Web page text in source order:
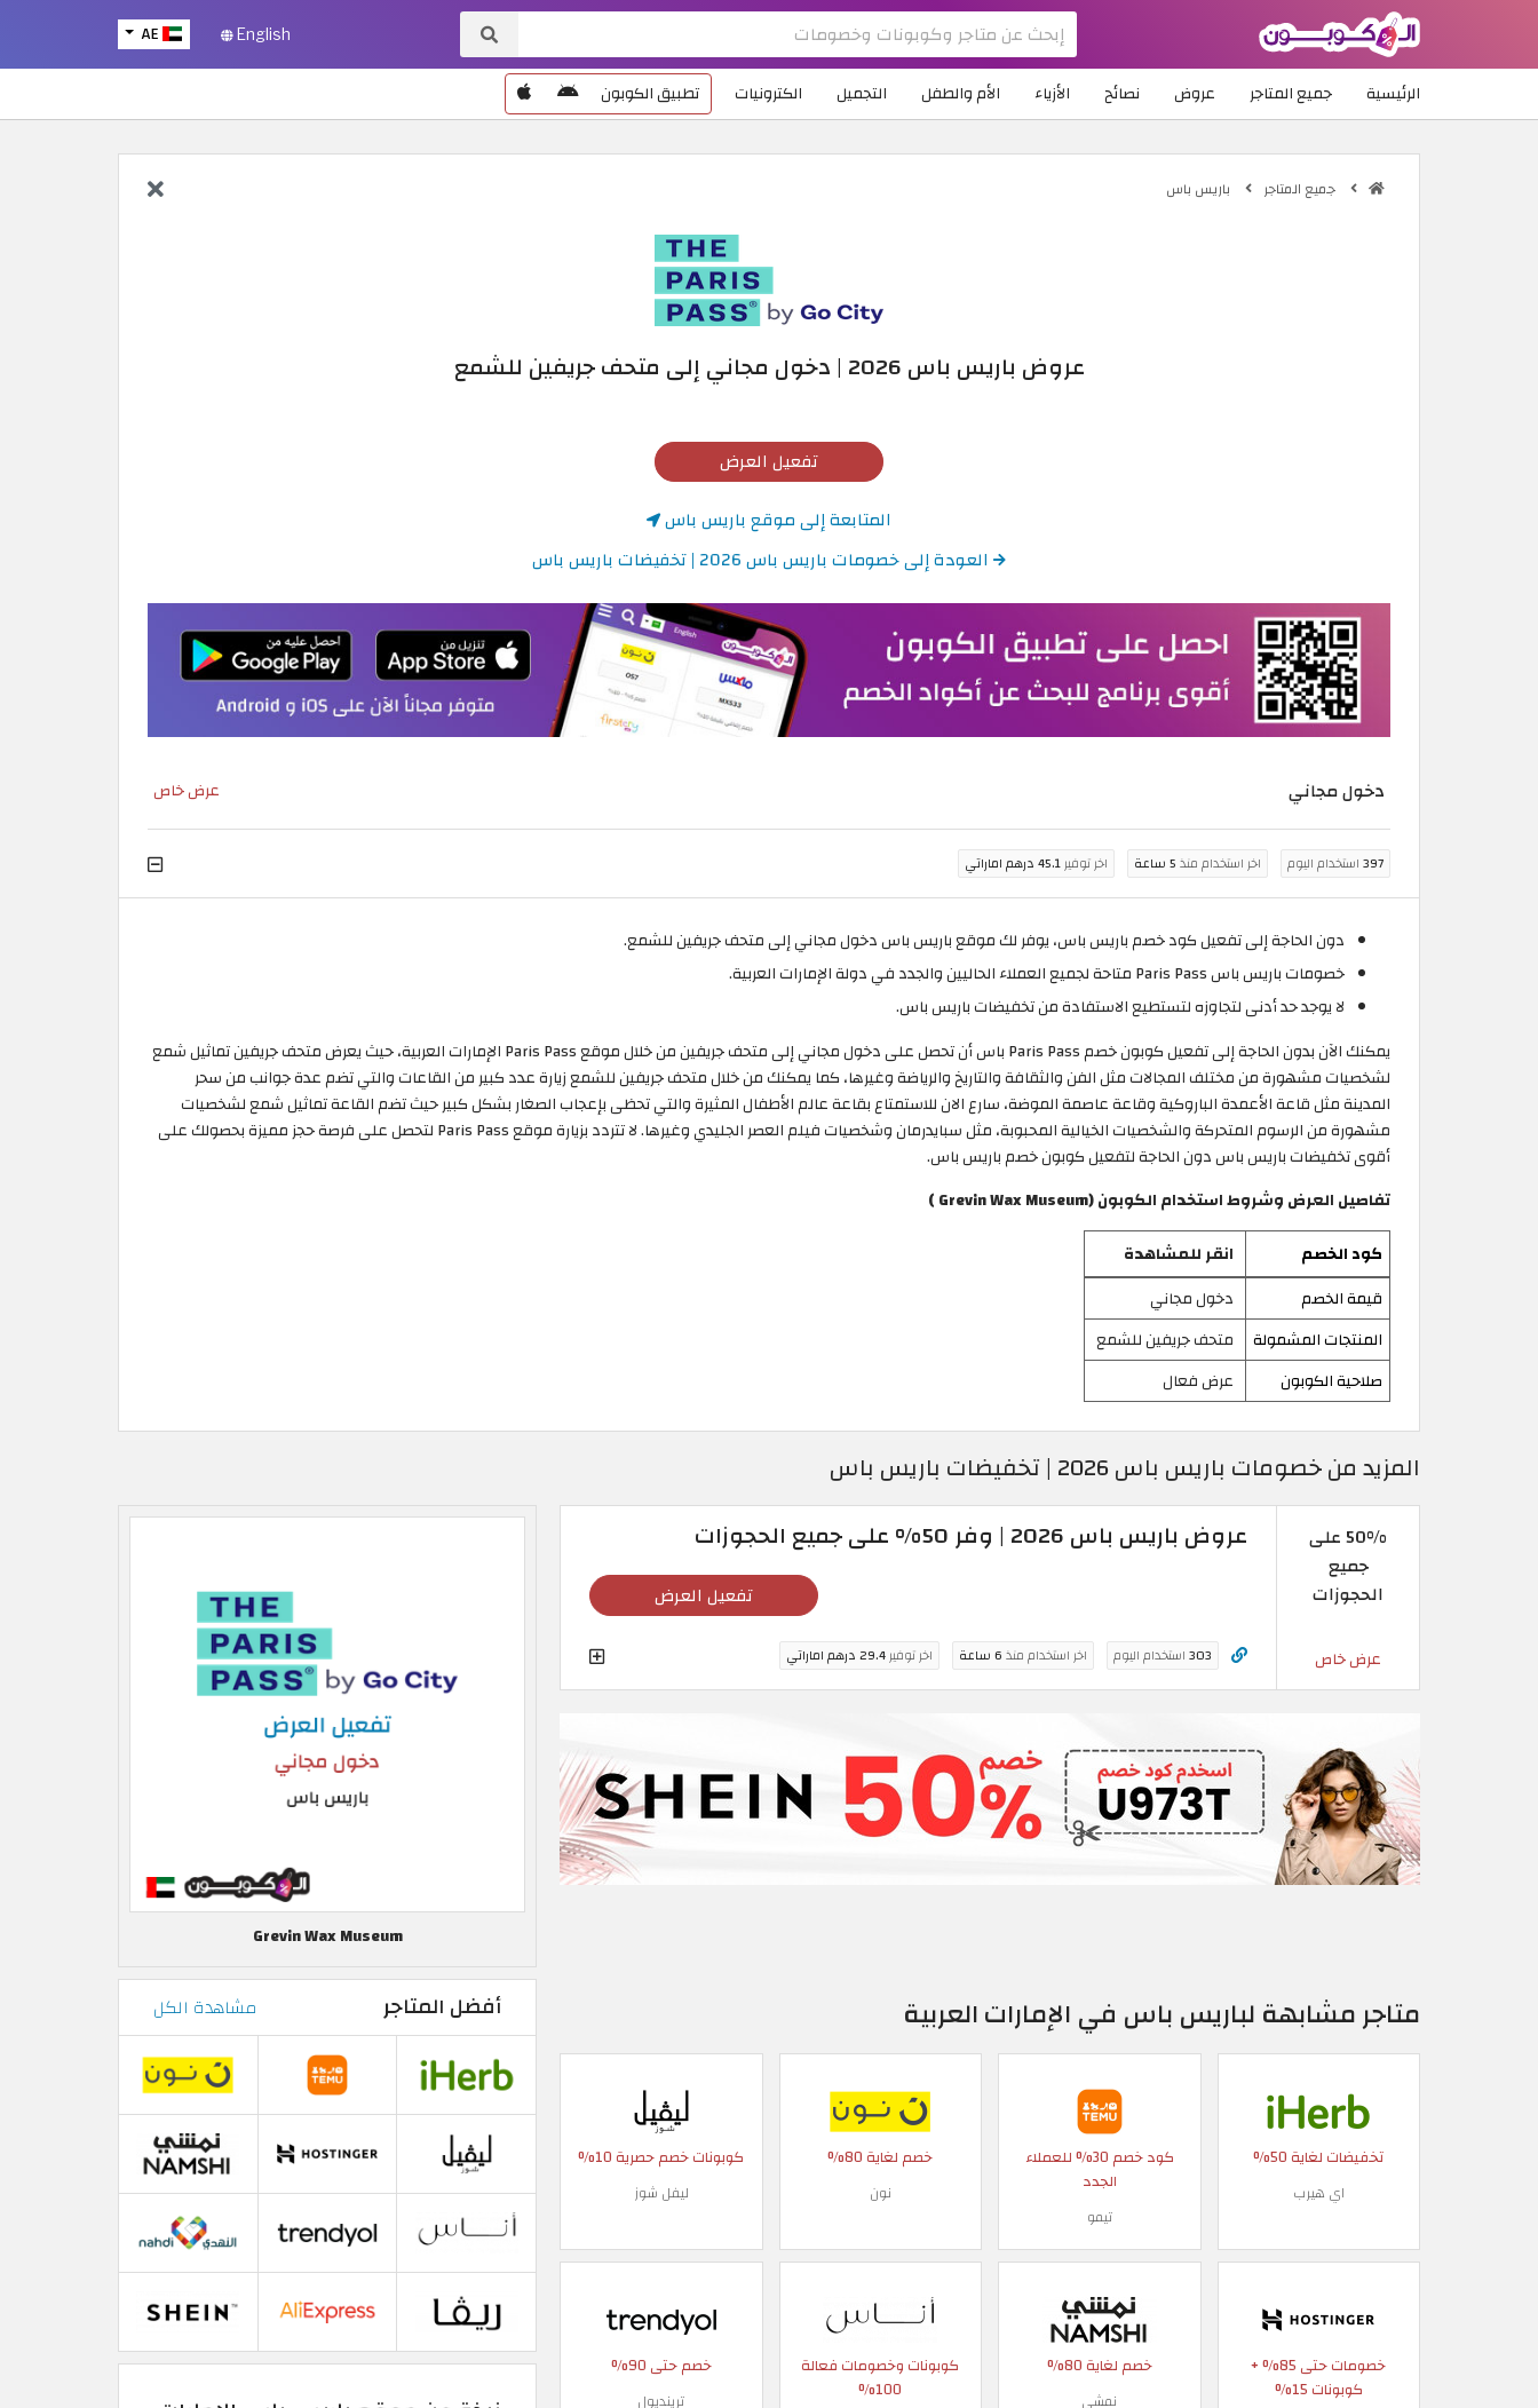
AE English
الرئيسية جميع المتاجر عروض نصائح الأزياء الأم والطفل التجميل الكترونيات تطبيق الكوبون
جميع المتاجر باريس باس
عروض باريس باس 2026 | دخول مجاني إلى متحف جريفين للشمع
تفعيل العرض
المتابعة إلى موقع باريس باس
العودة إلى خصومات باريس باس 2026 | تخفيضات باريس باس
دخول مجاني عرض خاص
397استخدام اليوم اخر استخدام منذ5 ساعة اخر توفير45.1 درهم اماراتي
دون الحاجة إلى تفعيل كود خصم باريس باس، يوفر لك موقع باريس باس دخول مجاني إلى متحف جريفين للشمع.
خصومات باريس باس Paris Pass متاحة لجميع العملاء الحاليين والجدد في دولة الإمارات العربية.
لا يوجد حد أدنى لتجاوزه لتستطيع الاستفادة من تخفيضات باريس باس.
يمكنك الآن بدون الحاجة إلى تفعيل كوبون خصم Paris Pass باس أن تحصل على دخول مجاني إلى متحف جريفين من خلال موقع Paris Pass الإمارات العربية، حيث يعرض متحف جريفين تماثيل شمع
لشخصيات مشهورة من مختلف المجالات مثل الفن والثقافة والتاريخ والرياضة وغيرها، كما يمكنك من خلال متحف جريفين للشمع زيارة عدد كبير من القاعات والتي تضم عدة جوانب من سحر
المدينة مثل قاعة الأعمدة الباروكية وقاعة عاصمة الموضة، سارع الان للاستمتاع بقاعة عالم الأطفال المثيرة والتي تحظى بإعجاب الصغار بشكل كبير حيث تضم القاعة تماثيل شمع لشخصيات
مشهورة من الرسوم المتحركة والشخصيات الخيالية المحبوبة، مثل سبايدرمان وشخصيات فيلم العصر الجليدي وغيرها. لا تتردد بزيارة موقع Paris Pass لتحصل على فرصة حجز مميزة بحصولك على
أقوى تخفيضات باريس باس دون الحاجة لتفعيل كوبون خصم باريس باس.
تفاصيل العرض وشروط استخدام الكوبون (Grevin Wax Museum )
كود الخصم
انقر للمشاهدة
قيمة الخصم
دخول مجاني
المنتجات المشمولة
متحف جريفين للشمع
صلاحية الكوبون
عرض فعال
المزيد من خصومات باريس باس 2026 | تخفيضات باريس باس
50% على
جميع
الحجوزات
عرض خاص
عروض باريس باس 2026 | وفر 50% على جميع الحجوزات
تفعيل العرض
303استخدام اليوم اخر استخدام منذ6 ساعة اخر توفير29.4 درهم اماراتي
متاجر مشابهة لباريس باس في الإمارات العربية
تخفيضات لغاية 50%
اي هيرب
كود خصم 30% للعملاء
الجدد
تيمو
خصم لغاية 80%
نون
كوبونات خصم حصرية 10%
ليفل شوز
خصومات حتى 85% +
كوبونات 15%
خصم لغاية 80%
نمشي
كوبونات وخصومات فعالة
100%
خصم حتى 90%
ترينديول
Grevin Wax Museum
أفضل المتاجر مشاهدة الكل